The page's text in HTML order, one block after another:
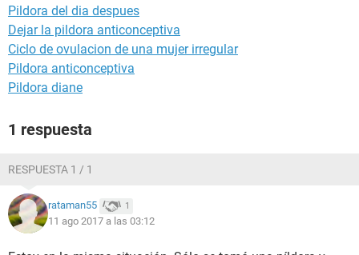
Pildora del dia despues
Dejar la pildora anticonceptiva
Ciclo de ovulacion de una mujer irregular
Pildora anticonceptiva
Pildora diane
1 respuesta
RESPUESTA 1 / 1
rataman55 1
11 ago 2017 a las 03:12